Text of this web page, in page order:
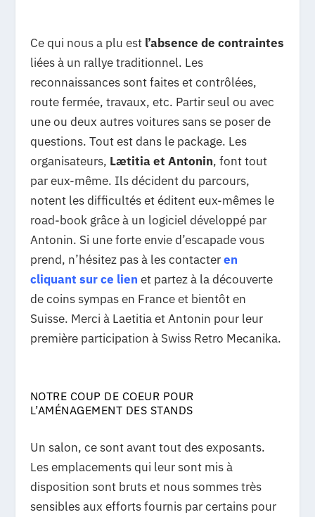
Ce qui nous a plu estl’absence de contraintes
liées à un rallye traditionnel. Les
reconnaissances sont faites et contrôlées,
route fermée, travaux, etc. Partir seul ou avec
une ou deux autres voitures sans se poser de
questions. Tout est dans le package. Les
organisateurs, Lætitia et Antonin, font tout
par eux-même. Ils décident du parcours,
notent les difficultés et éditent eux-mêmes le
road-book grâce à un logiciel développé par
Antonin. Si une forte envie d’escapade vous
prend, n’hésitez pas à les contacteren
cliquant sur ce lien et partez à la découverte
de coins sympas en France et bientôt en
Suisse. Merci à Laetitia et Antonin pour leur
première participation à Swiss Retro Mecanika.
NOTRE COUP DE COEUR POUR
L’AMÉNAGEMENT DES STANDS
Un salon, ce sont avant tout des exposants.
Les emplacements qui leur sont mis à
disposition sont bruts et nous sommes très
sensibles aux efforts fournis par certains pour